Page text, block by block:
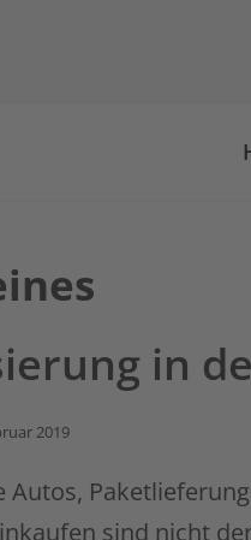
in
2019
Autos,
sind nicht